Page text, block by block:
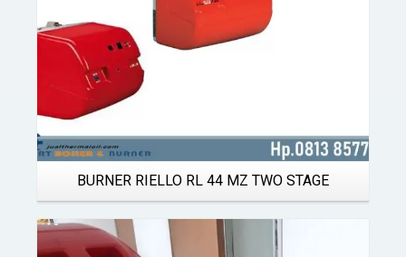
BURNER RIELLO RL 44 MZ TWO STAGE